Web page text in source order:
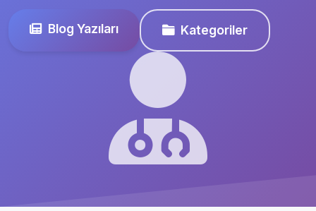
Blog Yazıları Kategoriler